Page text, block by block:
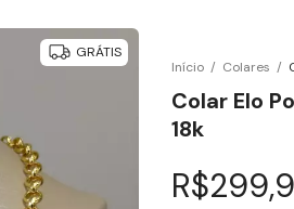
GRÁTIS
Início / Colares /
Colar Elo
18k